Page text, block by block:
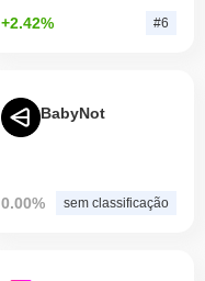
+2.42% #6
BabyNot
0.00% sem classificação